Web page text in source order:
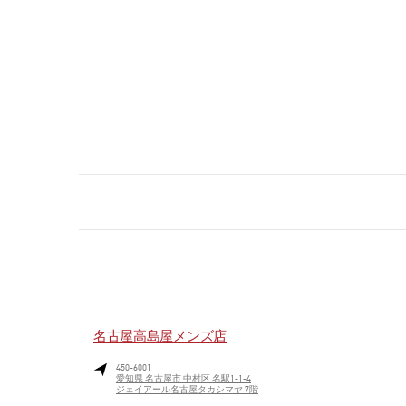
名古屋高島屋メンズ店
450-6001
愛知県名古屋市中村区 名駅1-1-4
ジェイアール名古屋タカシマヤ 7階